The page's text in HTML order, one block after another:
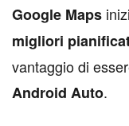
Google Maps
migliori
vantaggio di
Android Auto.